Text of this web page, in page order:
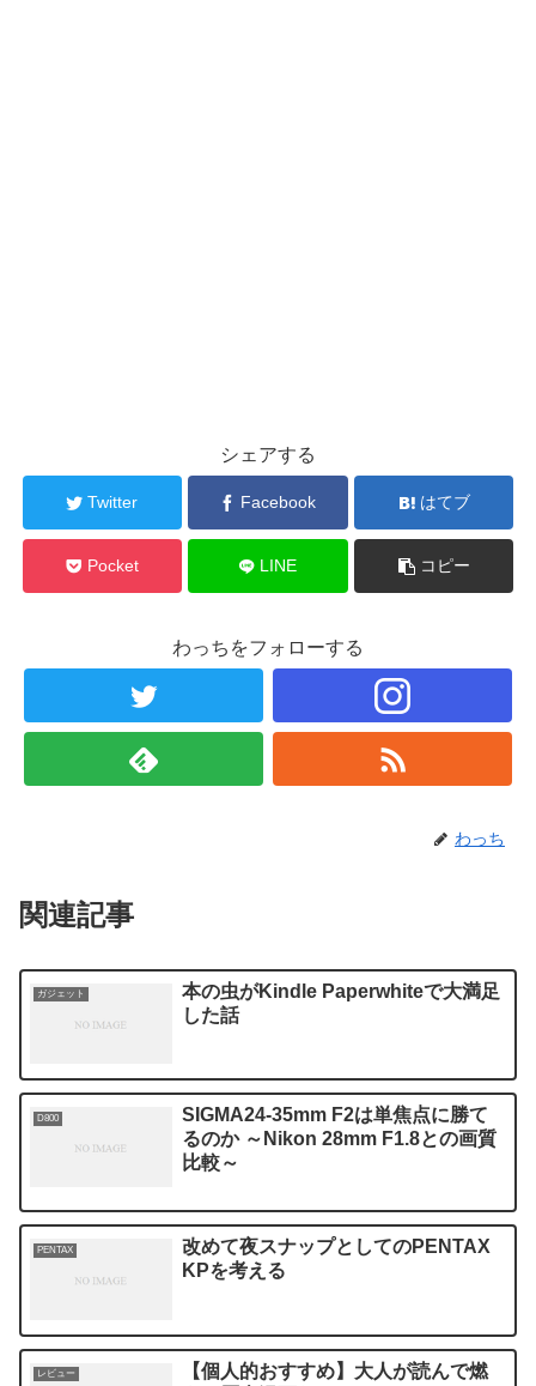
シェアする
Twitter Facebook はてブ
Pocket LINE コピー
わっちをフォローする
わっち
関連記事
ガジェット
本の虫がKindle Paperwhiteで大満足
した話
D800
SIGMA24-35mm F2は単焦点に勝て
るのか ～Nikon 28mm F1.8との画質
比較～
PENTAX
改めて夜スナップとしてのPENTAX
KPを考える
レビュー
【個人的おすすめ】大人が読んで燃